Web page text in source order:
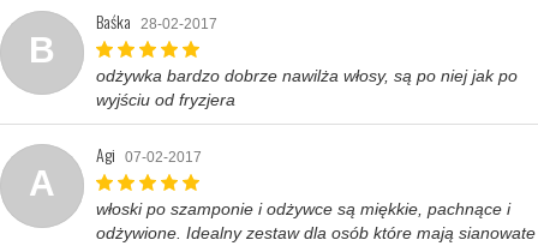
B
Baśka 28-02-2017
odżywka bardzo dobrze nawilża włosy, są po niej jak po
wyjściu od fryzjera
A
Agi 07-02-2017
włoski po szamponie i odżywce są miękkie, pachnące i
odżywione. Idealny zestaw dla osób które mają sianowate